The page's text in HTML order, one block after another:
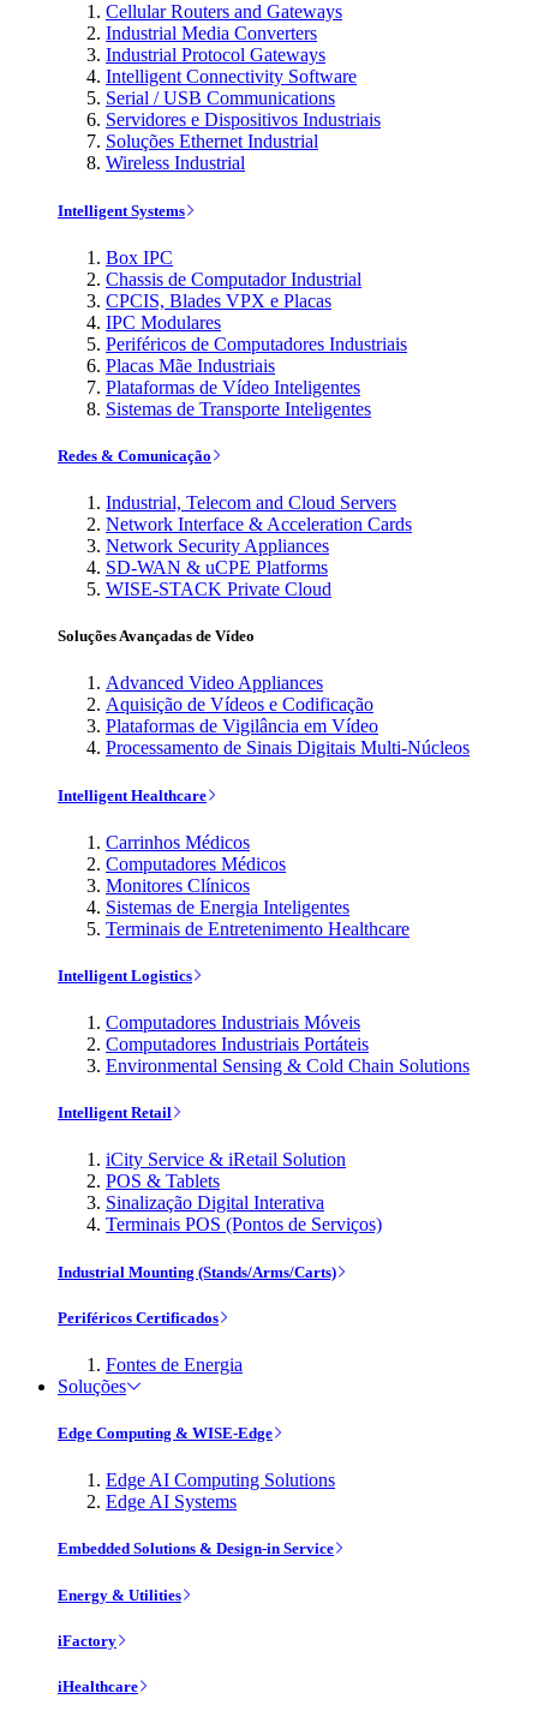
Cellular Routers and Gateways
Industrial Media Converters
Industrial Protocol Gateways
Intelligent Connectivity Software
Serial / USB Communications
Servidores e Dispositivos Industriais
Soluções Ethernet Industrial
Wireless Industrial
Intelligent Systems
Box IPC
Chassis de Computador Industrial
CPCIS, Blades VPX e Placas
IPC Modulares
Periféricos de Computadores Industriais
Placas Mãe Industriais
Plataformas de Vídeo Inteligentes
Sistemas de Transporte Inteligentes
Redes & Comunicação
Industrial, Telecom and Cloud Servers
Network Interface & Acceleration Cards
Network Security Appliances
SD-WAN & uCPE Platforms
WISE-STACK Private Cloud
Soluções Avançadas de Vídeo
Advanced Video Appliances
Aquisição de Vídeos e Codificação
Plataformas de Vigilância em Vídeo
Processamento de Sinais Digitais Multi-Núcleos
Intelligent Healthcare
Carrinhos Médicos
Computadores Médicos
Monitores Clínicos
Sistemas de Energia Inteligentes
Terminais de Entretenimento Healthcare
Intelligent Logistics
Computadores Industriais Móveis
Computadores Industriais Portáteis
Environmental Sensing & Cold Chain Solutions
Intelligent Retail
iCity Service & iRetail Solution
POS & Tablets
Sinalização Digital Interativa
Terminais POS (Pontos de Serviços)
Industrial Mounting (Stands/Arms/Carts)
Periféricos Certificados
Fontes de Energia
Soluções
Edge Computing & WISE-Edge
Edge AI Computing Solutions
Edge AI Systems
Embedded Solutions & Design-in Service
Energy & Utilities
iFactory
iHealthcare